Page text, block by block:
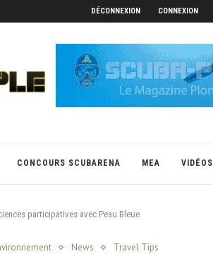
DÉCONNEXION CONNEXION
CONCOURS SCUBARENA MEA VIDÉOS
participatives avec Peau Bleue
News Travel Tips